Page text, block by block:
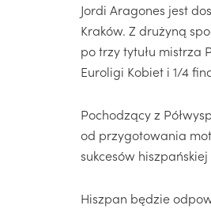
Jordi Aragones jest
Kraków. Z drużyną
po trzy tytułu mistrza
Euroligi Kobiet i 1/4
Pochodzący z
od przygotowania
sukcesów
Hiszpan będzie